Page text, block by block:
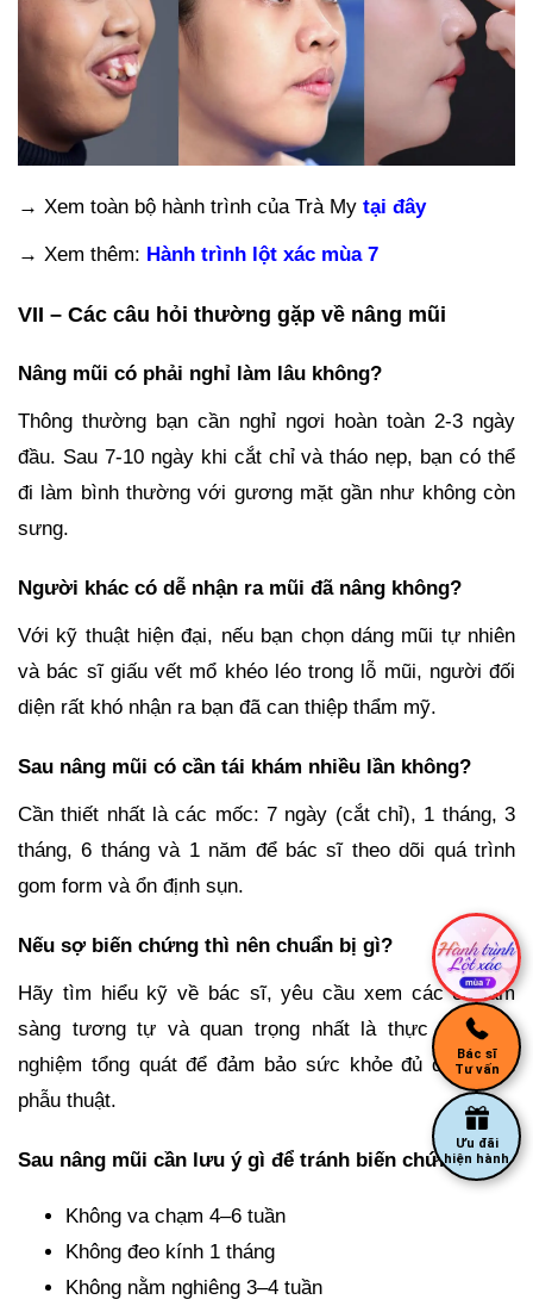
→ Xem toàn bộ hành trình của Trà My tại đây
→ Xem thêm: Hành trình lột xác mùa 7
VII – Các câu hỏi thường gặp về nâng mũi
Nâng mũi có phải nghỉ làm lâu không?
Thông thường bạn cần nghỉ ngơi hoàn toàn 2-3 ngày
đầu. Sau 7-10 ngày khi cắt chỉ và tháo nẹp, bạn có thể
đi làm bình thường với gương mặt gần như không còn
sưng.
Người khác có dễ nhận ra mũi đã nâng không?
Với kỹ thuật hiện đại, nếu bạn chọn dáng mũi tự nhiên
và bác sĩ giấu vết mổ khéo léo trong lỗ mũi, người đối
diện rất khó nhận ra bạn đã can thiệp thẩm mỹ.
Sau nâng mũi có cần tái khám nhiều lần không?
Cần thiết nhất là các mốc: 7 ngày (cắt chỉ), 1 tháng, 3
tháng, 6 tháng và 1 năm để bác sĩ theo dõi quá trình
gom form và ổn định sụn.
Nếu sợ biến chứng thì nên chuẩn bị gì?
Hãy tìm hiểu kỹ về bác sĩ, yêu cầu xem các ca lâm
sàng tương tự và quan trọng nhất là thực hiện xét
nghiệm tổng quát để đảm bảo sức khỏe đủ điều kiện
phẫu thuật.
Sau nâng mũi cần lưu ý gì để tránh biến chứng?
Không va chạm 4–6 tuần
Không đeo kính 1 tháng
Không nằm nghiêng 3–4 tuần
Bác sĩ
Tư vấn
Ưu đãi
hiện hành